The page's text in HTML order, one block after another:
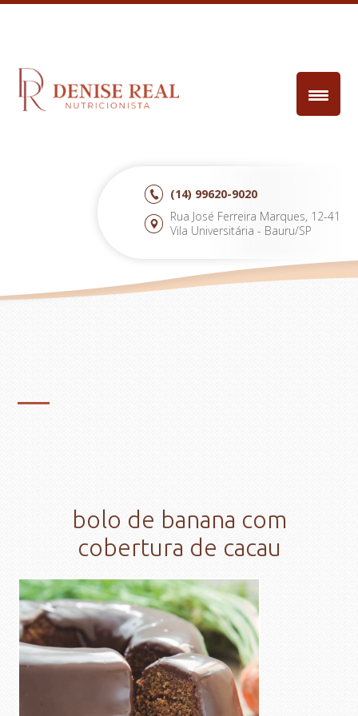
(14) 99620-9020
Rua José Ferreira Marques, 12-41
Vila Universitária - Bauru/SP
bolo de banana com
cobertura de cacau